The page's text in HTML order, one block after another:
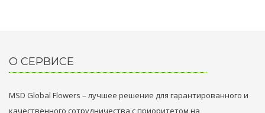
О СЕРВИСЕ
MSD Global Flowers – лучшее решение для гарантированного и
качественного сотрудничества с приоритетом на